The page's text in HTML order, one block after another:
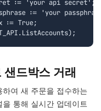
:= 'your api secret';
:= 'your
:= True;
드박스 거래
하여 새 주문을 접수하는
통해 실시간 업데이트